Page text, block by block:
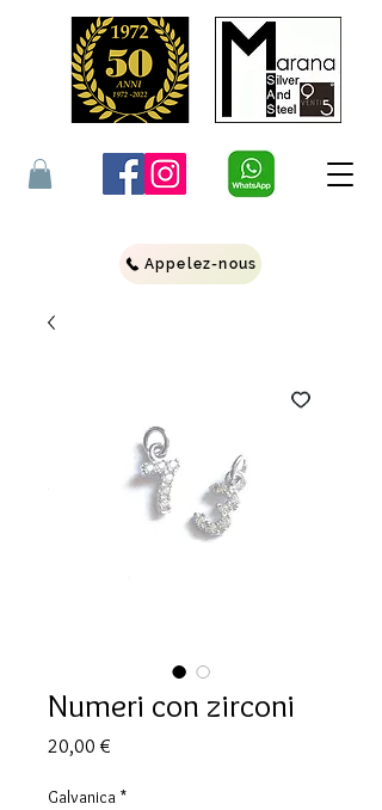
Appelez-nous
Numeri con zirconi
20,00 €
Galvanica *